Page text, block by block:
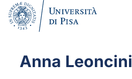
Anna Leoncini